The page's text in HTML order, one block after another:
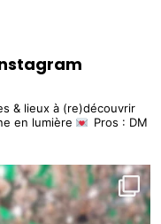
& lieux à (re)découvrir
en lumière
Pros : DM